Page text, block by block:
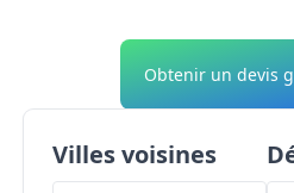
Obtenir un devis
Villes voisines